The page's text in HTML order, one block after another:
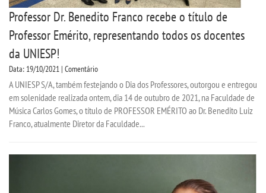
Professor Dr. Benedito Franco recebe o título de
Professor Emérito, representando todos os docentes
da UNIESP!
Data: 19/10/2021 | Comentário
A UNIESP S/A, também festejando o Dia dos Professores, outorgou e entregou
em solenidade realizada ontem, dia 14 de outubro de 2021, na Faculdade de
Música Carlos Gomes, o título de PROFESSOR EMÉRITO ao Dr. Benedito Luiz
Franco, atualmente Diretor da Faculdade...